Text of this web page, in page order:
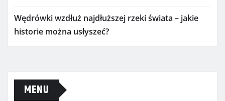
Wędrówki wzdłuż najdłuższej rzeki świata – jakie
historie można usłyszeć?
MENU